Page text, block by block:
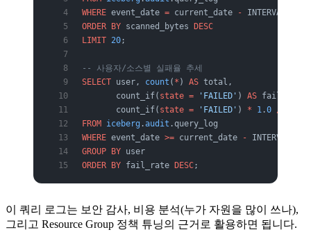
WHERE event_date = current_date - INTERVAL
ORDER BY scanned_bytes DESC
LIMIT 20 ;
-- 사용자/소스별 실패율 추세
SELECT user, count ( * ) AS total,
       count_if(
state = 'FAILED' ) AS failed,
       count_if(
state = 'FAILED' ) * 1 .0 /
FROM iceberg .audit .query_log
WHERE event_date >= current_date - INTERVAL
GROUP BY user
ORDER BY fail_rate DESC ;
이 쿼리 로그는 보안 감사, 비용 분석(누가 자원을 많이 쓰나),
그리고 Resource Group 정책 튜닝의 근거로 활용하면 됩니다.